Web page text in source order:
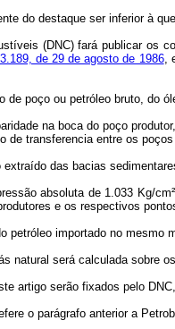
do destaque ser inferior à
(DNC) fará publicar os
de 29 de agosto de 1986,
de poço ou petróleo bruto, do
na boca do poço
transferencia entre os
extraído das bacias
absoluta de 1.033 Kg/
e os respectivos
petróleo importado no
natural será calculada sobre
artigo serão fixados pelo
o parágrafo anterior a